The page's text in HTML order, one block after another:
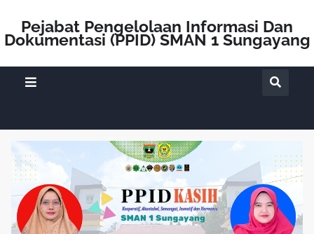
Pejabat Pengelolaan Informasi Dan
Dokumentasi (PPID) SMAN 1 Sungayang